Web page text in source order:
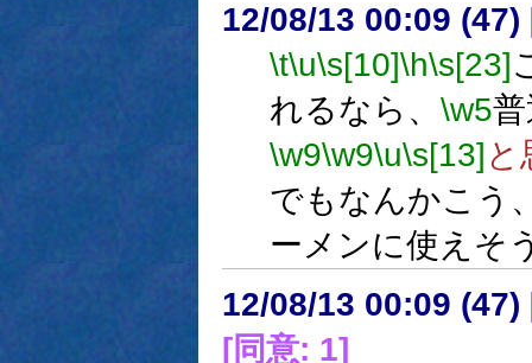
12/08/13 00:09 (47)
\t\u\s[10]\h\s[23]
れるなら、 \w5
\w9\w9\u\s[13] と
でもなんかこう
ーメンに使えそ
12/08/13 00:09 (47)
[同意: 1]